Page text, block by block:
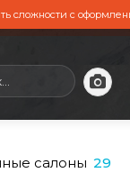
сложности с
салоны 29